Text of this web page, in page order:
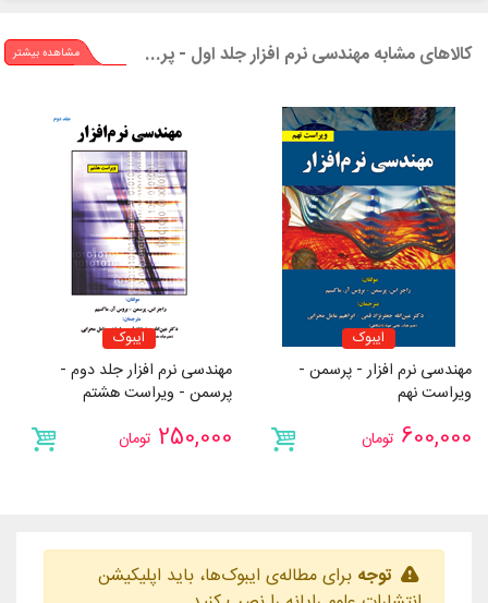
کالاهای مشابه مهندسی نرم افزار جلد اول - پرسمن - ویراست هشتم مشاهده بیشتر
ایبوک
مهندسی نرم افزار - پرسمن -
ویراست نهم
600,000 تومان
ایبوک
مهندسی نرم افزار جلد دوم -
پرسمن - ویراست هشتم
250,000 تومان
توجه برای مطاله‌ی ایبوک‌ها، باید اپلیکیشن